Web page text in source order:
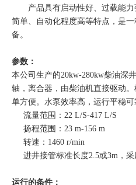
产品具有启动性好、过载能力
简单、自动化程度高等特点，是
备。
参数：
本公司生产的20kw-280kw柴油深
轴，离合器，由柴油机直接驱动
单方便。水泵效率高，运行平稳可
流量范围：22 L/S-417 L/S
扬程范围：23 m-156 m
转速：1460 r/min
进井接管标准长度2.5或3m，采
运行的条件：